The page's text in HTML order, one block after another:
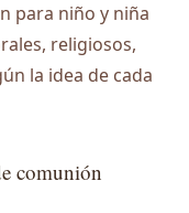
para niño y niña
religiosos,
la idea de cada
comunión